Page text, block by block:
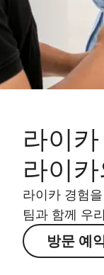
라이
라이
라이카 경험
팀과 함께 우
방문 예